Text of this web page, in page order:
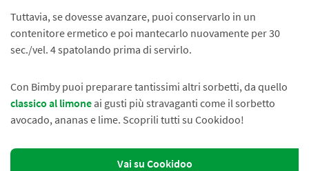
Tuttavia, se dovesse avanzare, puoi conservarlo in un
contenitore ermetico e poi mantecarlo nuovamente per 30
sec./vel. 4 spatolando prima di servirlo.
Con Bimby puoi preparare tantissimi altri sorbetti, da quello
classico al limone ai gusti più stravaganti come il sorbetto
avocado, ananas e lime. Scoprili tutti su Cookidoo!
Vai su Cookidoo